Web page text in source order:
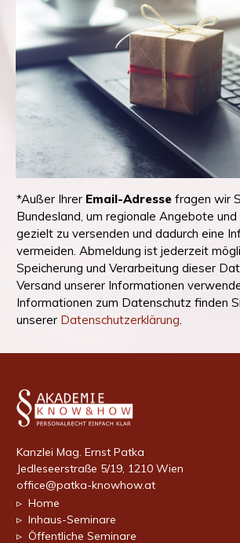
*Außer Ihrer Email-Adresse fragen wir
Bundesland, um regionale Angebote
gezielt zu versenden und dadurch eine
vermeiden. Abmeldung ist jederzeit
Speicherung und Verarbeitung dieser
Versand unserer Informationen
Informationen zum Datenschutz finden
unserer Datenschutzerklärung.
Kanzlei Mag. Ernst Patka
Jedleseerstraße 5/19, 1210 Wien
office@patka-knowhow.at
▹ Home
▹ Inhaus-Seminare
▹ Öffentliche Seminare